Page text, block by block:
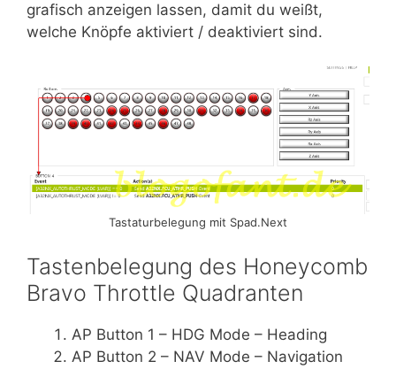
grafisch anzeigen lassen, damit du weißt,
welche Knöpfe aktiviert / deaktiviert sind.
Tastaturbelegung mit Spad.Next
Tastenbelegung des Honeycomb
Bravo Throttle Quadranten
AP Button 1 – HDG Mode – Heading
AP Button 2 – NAV Mode – Navigation